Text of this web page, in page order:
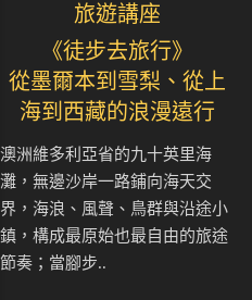
旅遊講座
《徒步去旅行》
從墨爾本到雪梨、從上
海到西藏的浪漫遠行
澳洲維多利亞省的九十英里海
灘，無邊沙岸一路鋪向海天交
界，海浪、風聲、鳥群與沿途小
鎮，構成最原始也最自由的旅途
節奏；當腳步..